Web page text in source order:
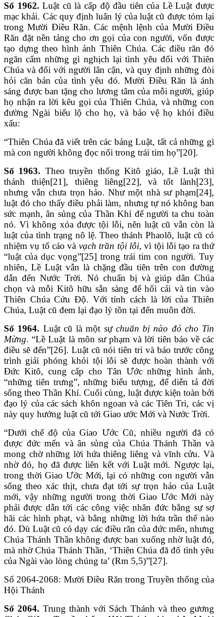
Số 1962.Luật cũ là cấp độ đầu tiên của Lề Luật được
mạc khải. Các quy định luân lý của luật cũ được tóm lại
trong Mười Điều Răn. Các mệnh lệnh của Mười Điều
Răn đặt nền tảng cho ơn gọi của con người, vốn được
tạo dựng theo hình ảnh Thiên Chúa. Các điều răn đó
ngăn cấm những gì nghịch lại tình yêu đối với Thiên
Chúa và đối với người lân cận, và quy định những đòi
hỏi căn bản của tình yêu đó. Mười Điều Răn là ánh
sáng được ban tặng cho lương tâm của mỗi người, giúp
họ nhận ra lời kêu gọi của Thiên Chúa, và những con
đường Ngài biểu lộ cho họ, và bảo vệ họ khỏi điều
xấu:
“Thiên Chúa đã viết trên các bảng Luật, tất cả những gì
mà con người không đọc nổi trong trái tim họ”[20].
Số 1963. Theo truyền thống Kitô giáo, Lề Luật thì
thánh thiện[21], thiêng liêng[22], và tốt lành[23],
nhưng vẫn chưa trọn hảo. Như một nhà sư phạm[24],
luật đó cho thấy điều phải làm, nhưng tự nó không ban
sức mạnh, ân sủng của Thần Khí để người ta chu toàn
nó. Vì không xóa được tội lỗi, nên luật cũ vẫn còn là
luật của tình trạng nô lệ. Theo thánh Phaolô, luật cũ có
nhiệm vụ tố cáo và vạch trần tội lỗi, vì tội lỗi tạo ra thứ
“luật của dục vọng”[25] trong trái tim con người. Tuy
nhiên, Lề Luật vẫn là chặng đầu tiên trên con đường
dẫn đến Nước Trời. Nó chuẩn bị và giúp dân Chúa
chọn và mỗi Kitô hữu sẵn sàng để hối cải và tin vào
Thiên Chúa Cứu Độ. Với tính cách là lời của Thiên
Chúa, Luật cũ đem lại đạo lý tồn tại đến muôn đời.
Số 1964. Luật cũ là một sự chuẩn bị nào đó cho Tin
Mừng. “Lề Luật là môn sư phạm và lời tiên báo về các
điều sẽ đến”[26]. Luật cũ nói tiên tri và báo trước công
trình giải phóng khỏi tội lỗi sẽ được hoàn thành với
Đức Kitô, cung cấp cho Tân Ước những hình ảnh,
“những tiên trưng”, những biểu tượng, để diễn tả đời
sống theo Thần Khí. Cuối cùng, luật được kiện toàn bởi
đạo lý của các sách khôn ngoan và các Tiên Tri, các vị
này quy hướng luật cũ tới Giao ước Mới và Nước Trời.
“Dưới chế độ của Giao Ước Cũ, nhiều người đã có
được đức mến và ân sủng của Chúa Thánh Thần và
mong chờ những lời hứa thiêng liêng và vĩnh cửu. Và
nhờ đó, họ đã được liên kết với Luật mới. Ngược lại,
trong thời Giao Ước Mới, lại có những con người vẫn
sống theo xác thịt, chưa đạt tới sự trọn hảo của Luật
mới, vậy những người trong thời Giao Ước Mới này
phải được dẫn tới các công việc nhân đức bằng sự sợ
hãi các hình phạt, và bằng những lời hứa trần thế nào
đó. Dù Luật cũ có dạy các điều răn của đức mến, nhưng
Chúa Thánh Thần không được ban xuống nhờ luật đó,
mà nhờ Chúa Thánh Thần, ‘Thiên Chúa đã đổ tình yêu
của Ngài vào lòng chúng ta’ (Rm 5,5)”[27].
Số 2064-2068: Mười Điều Răn trong Truyền thống của
Hội Thánh
Số 2064. Trung thành với Sách Thánh và theo gương